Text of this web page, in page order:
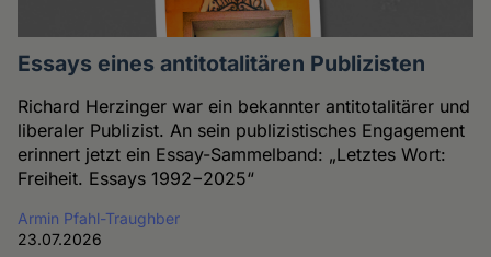
Essays eines antitotalitären Publizisten
Richard Herzinger war ein bekannter antitotalitärer und
liberaler Publizist. An sein publizistisches Engagement
erinnert jetzt ein Essay-Sammelband: „Letztes Wort:
Freiheit. Essays 1992−2025“
Armin Pfahl-Traughber
23.07.2026